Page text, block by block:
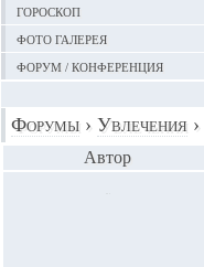
Гороскоп
Фото галерея
Форум / конференция
Форумы › Увлечения ›
Автор